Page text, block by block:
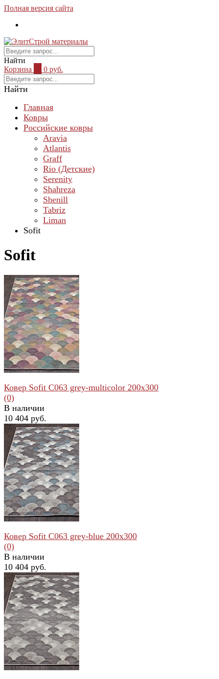
Полная версия сайта
Найти
Корзина
0 руб.
Найти
Главная
Ковры
Российские ковры
Aravia
Atlantis
Graff
Rio (Детские)
Serenity
Shahreza
Shenill
Tabriz
Liman
Sofit
Sofit
избранное сравнить
Ковер Sofit C063 grey-multicolor 200x300
(0)
В наличии
10 404 руб.
избранное сравнить
Ковер Sofit C063 grey-blue 200x300
(0)
В наличии
10 404 руб.